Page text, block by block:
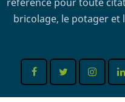
bricolage, le potager et